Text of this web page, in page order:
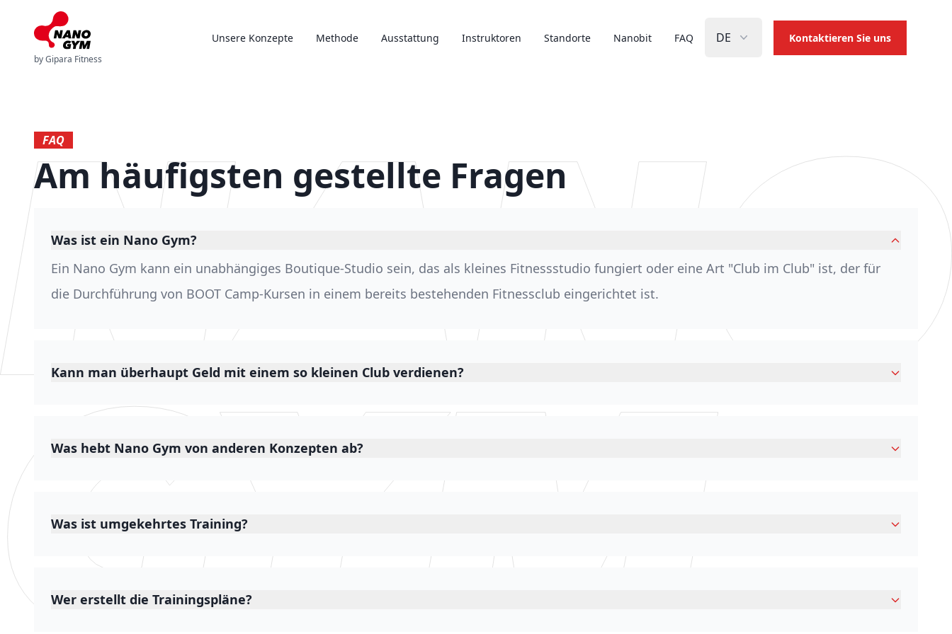
by Gipara Fitness
Unsere Konzepte Methode Ausstattung Instruktoren Standorte Nanobit FAQ DE Kontaktieren Sie uns
FAQ
Am häufigsten gestellte Fragen
Was ist ein Nano Gym?
Ein Nano Gym kann ein unabhängiges Boutique-Studio sein, das als kleines Fitnessstudio fungiert oder eine Art "Club im Club" ist, der für
die Durchführung von BOOT Camp-Kursen in einem bereits bestehenden Fitnessclub eingerichtet ist.
Kann man überhaupt Geld mit einem so kleinen Club verdienen?
Was hebt Nano Gym von anderen Konzepten ab?
Was ist umgekehrtes Training?
Wer erstellt die Trainingspläne?